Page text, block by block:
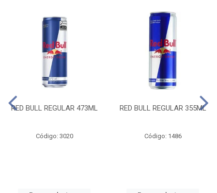
RED BULL REGULAR 473ML
Código: 3020
RED BULL REGULAR 355ML
Código: 1486